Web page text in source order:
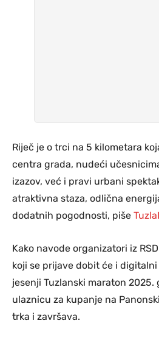
Riječ je o trci na 5 kilometara
centra grada, nudeći
izazov, već i pravi urbani
atraktivna staza, odlična
dodatnih pogodnosti, piše
Kako navode organizatori iz
koji se prijave dobit će i
jesenji Tuzlanski maraton
ulaznicu za kupanje na
trka i završava.